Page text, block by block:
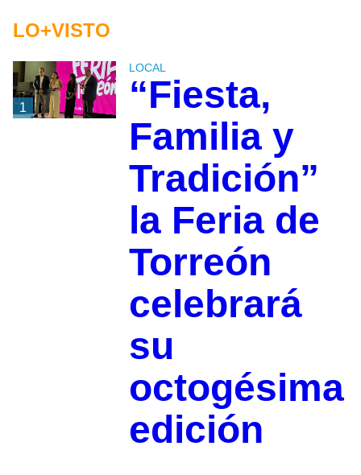
LO+VISTO
1
LOCAL
“Fiesta,
Familia y
Tradición”
la Feria de
Torreón
celebrará
su
octogésima
edición